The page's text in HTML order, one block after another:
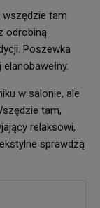
wszędzie tam
odrobiną
Poszewka
w salonie, ale
tam,
relaksowi,
sprawdzą